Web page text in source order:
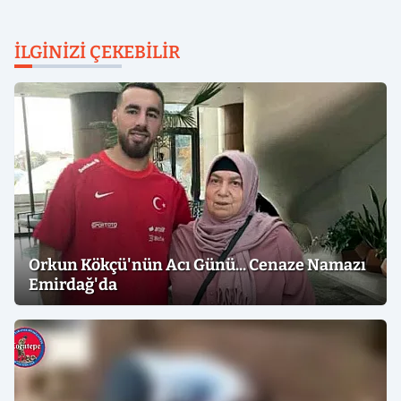
İLGINIZI ÇEKEBILIR
Orkun Kökçü'nün Acı Günü... Cenaze Namazı
Emirdağ'da